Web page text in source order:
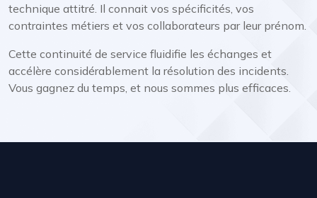
technique attitré. Il connait vos spécificités, vos
contraintes métiers et vos collaborateurs par leur prénom.
Cette continuité de service fluidifie les échanges et
accélère considérablement la résolution des incidents.
Vous gagnez du temps, et nous sommes plus efficaces.